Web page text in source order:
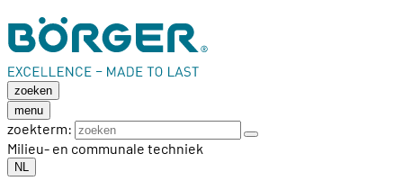
zoeken
menu
zoekterm:
Milieu- en communale techniek
NL